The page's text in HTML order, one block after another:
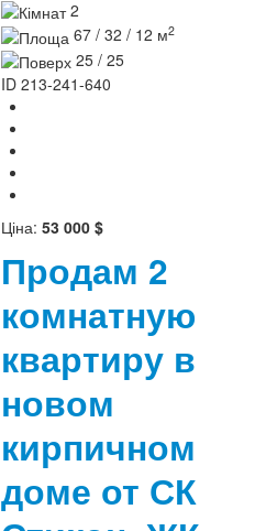
2
67 / 32 / 12 м2
25 / 25
ID 213-241-640
Ціна: 53 000 $
Продам 2
комнатную
квартиру в
новом
кирпичном
доме от СК